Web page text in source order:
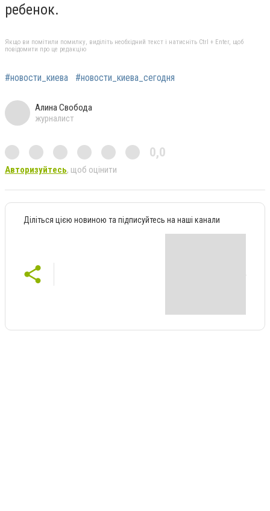
ребенок.
Якщо ви помітили помилку, виділіть необхідний текст і натисніть Ctrl + Enter, щоб
повідомити про це редакцію
#новости_киева #новости_киева_сегодня
Алина Свобода
журналист
0,0
Авторизуйтесь, щоб оцінити
Діліться цією новиною та підписуйтесь на наші канали